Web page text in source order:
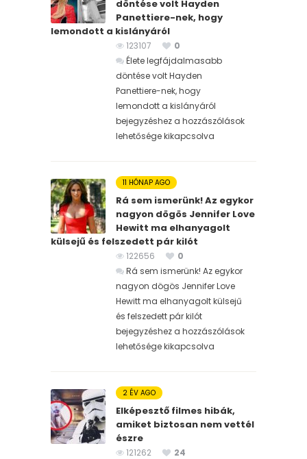
döntése volt Hayden
Panettiere-nek, hogy
lemondott a kislányáról
123107
0
Élete legfájdalmasabb
döntése volt Hayden
Panettiere-nek, hogy
lemondott a kislányáról
bejegyzéshez a hozzászólások
lehetősége kikapcsolva
11 HÓNAP AGO
Rá sem ismerünk! Az egykor
nagyon dögös Jennifer Love
Hewitt ma elhanyagolt
külsejű és felszedett pár kilót
122656
0
Rá sem ismerünk! Az egykor
nagyon dögös Jennifer Love
Hewitt ma elhanyagolt külsejű
és felszedett pár kilót
bejegyzéshez a hozzászólások
lehetősége kikapcsolva
2 ÉV AGO
Elképesztő filmes hibák,
amiket biztosan nem vettél
észre
121262
24